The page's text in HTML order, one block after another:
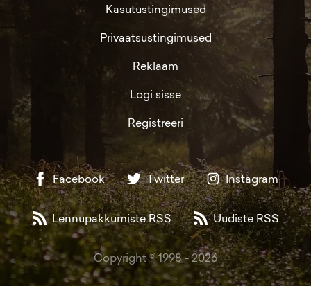
Kasutustingimused
Privaatsustingimused
Reklaam
Logi sisse
Registreeri
Facebook Twitter Instagram
Lennupakkumiste RSS Uudiste RSS
Copyright © 1998 -2026